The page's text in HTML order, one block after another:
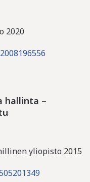
2020
hallinta –
yliopisto 2015